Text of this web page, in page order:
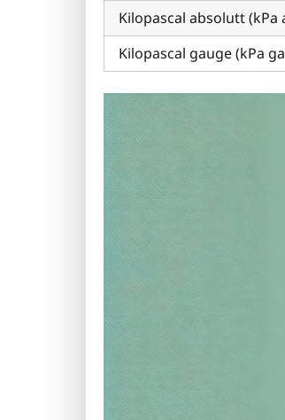
Kilopascal absolutt (kPa
Kilopascal gauge (kPa